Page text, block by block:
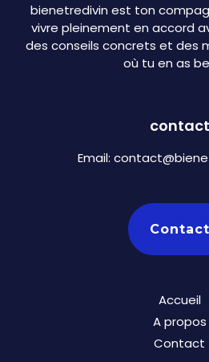
bienetredivin est ton
vivre pleinement en accord
des conseils concrets et des
où tu en as
contact
Email:
Contact
Accueil
A propos
Contact